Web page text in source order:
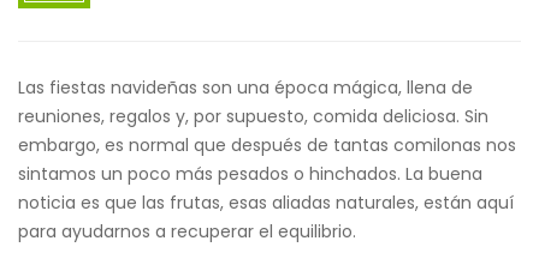
Las fiestas navideñas son una época mágica, llena de
reuniones, regalos y, por supuesto, comida deliciosa. Sin
embargo, es normal que después de tantas comilonas nos
sintamos un poco más pesados o hinchados. La buena
noticia es que las frutas, esas aliadas naturales, están aquí
para ayudarnos a recuperar el equilibrio.